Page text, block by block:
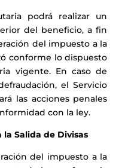
podrá realizar un
del beneficio, a fin
del impuesto a la
conforme lo dispuesto
vigente. En caso de
el Servicio
las acciones penales
con la ley.
Salida de Divisas
del impuesto a la